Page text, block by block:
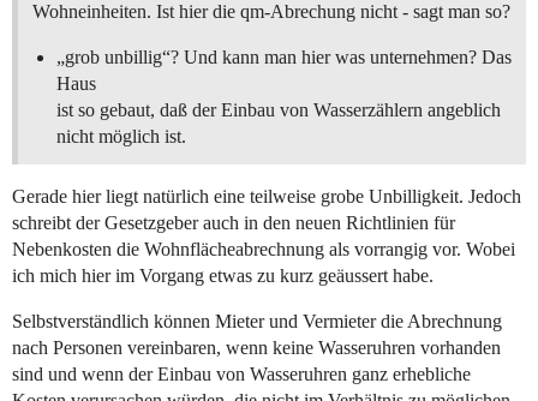
Wohneinheiten. Ist hier die qm-Abrechung nicht - sagt man so?
„grob unbillig“? Und kann man hier was unternehmen? Das
Haus
ist so gebaut, daß der Einbau von Wasserzählern angeblich
nicht möglich ist.
Gerade hier liegt natürlich eine teilweise grobe Unbilligkeit. Jedoch
schreibt der Gesetzgeber auch in den neuen Richtlinien für
Nebenkosten die Wohnflächeabrechnung als vorrangig vor. Wobei
ich mich hier im Vorgang etwas zu kurz geäussert habe.
Selbstverständlich können Mieter und Vermieter die Abrechnung
nach Personen vereinbaren, wenn keine Wasseruhren vorhanden
sind und wenn der Einbau von Wasseruhren ganz erhebliche